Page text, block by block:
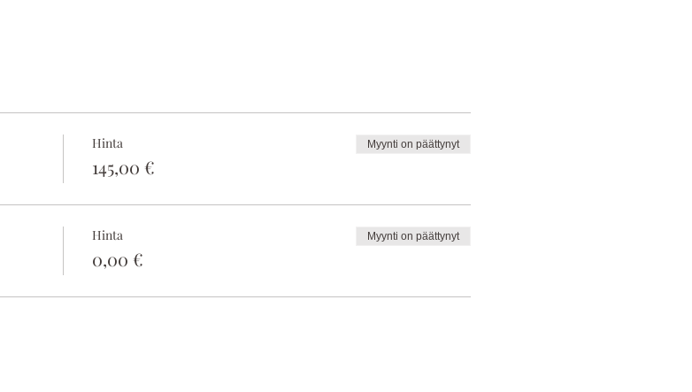
Hinta
145,00 €
Myynti on päättynyt
Hinta
0,00 €
Myynti on päättynyt